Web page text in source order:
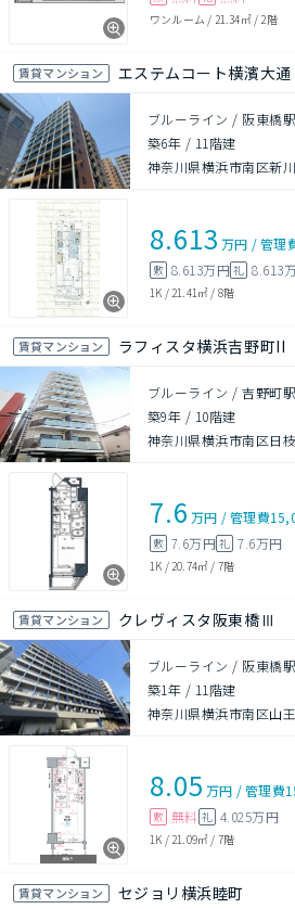
ワンルーム / 21.34㎡/ 2階
賃貸マンション エステムコート横濱大通
ブルーライン / 阪東橋
築6年 / 11階建
神奈川県横浜市南区新
8.613 万円 /管理
敷 8.613万円礼 8.613
1K / 21.41㎡ / 8階
賃貸マンション ラフィスタ横浜吉野町II
ブルーライン / 吉野町
築9年 / 10階建
神奈川県横浜市南区日
7.6 万円 /管理費
敷 7.6万円礼 7.6万円
1K / 20.74㎡ / 7階
賃貸マンション クレヴィスタ阪東橋Ⅲ
ブルーライン / 阪東橋
築1年 / 11階建
神奈川県横浜市南区山
8.05 万円 /管理費
敷 無料 礼 4.025万円
1K / 21.09㎡ / 7階
賃貸マンション セジョリ横浜睦町